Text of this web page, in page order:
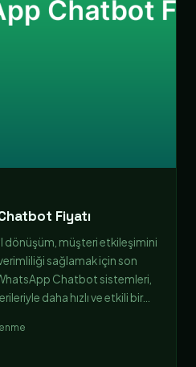
Fiyatı
müşteri etkileşimini
sağlamak için son
Chatbot sistemleri,
daha hızlı ve etkili bir…